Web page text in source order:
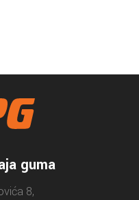
guma
8,